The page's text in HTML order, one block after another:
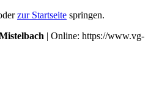
zur Startseite springen.
| Online: https://www.vg-